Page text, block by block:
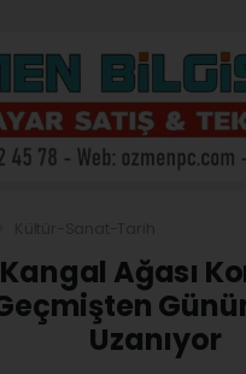
Kangal Ağası
Uzanıyor